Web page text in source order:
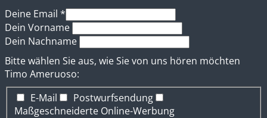
Deine Email *
Dein Vorname
Dein Nachname
Bitte wählen Sie aus, wie Sie von uns hören möchten
Timo Ameruoso:
E-Mail
Postwurfsendung
Maßgeschneiderte Online-Werbung